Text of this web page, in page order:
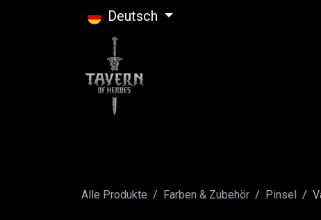
Deutsch
Alle Produkte Farben & Zubehör Pinsel